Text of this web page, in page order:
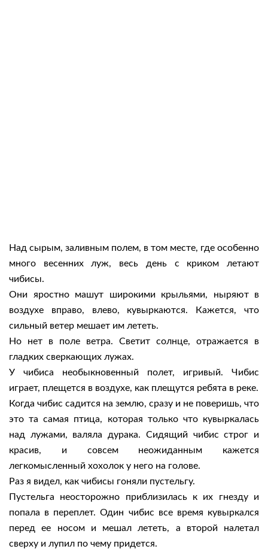
Над сырым, заливным полем, в том месте, где особенно
много весенних луж, весь день с криком летают
чибисы.
Они яростно машут широкими крыльями, ныряют в
воздухе вправо, влево, кувыркаются. Кажется, что
сильный ветер мешает им лететь.
Но нет в поле ветра. Светит солнце, отражается в
гладких сверкающих лужах.
У чибиса необыкновенный полет, игривый. Чибис
играет, плещется в воздухе, как плещутся ребята в реке.
Когда чибис садится на землю, сразу и не поверишь, что
это та самая птица, которая только что кувыркалась
над лужами, валяла дурака. Сидящий чибис строг и
красив, и совсем неожиданным кажется
легкомысленный хохолок у него на голове.
Раз я видел, как чибисы гоняли пустельгу.
Пустельга неосторожно приблизилась к их гнезду и
попала в переплет. Один чибис все время кувыркался
перед ее носом и мешал лететь, а второй налетал
сверху и лупил по чему придется.